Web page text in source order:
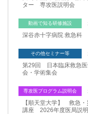
ター 専攻医説明会
動画で知る研修施設
深谷赤十字病院 救急科
その他セミナー等
第29回 日本臨床救急医
会・学術集会
専攻医プログラム説明会
【順天堂大学】 救急・
講座 2026年度医局説